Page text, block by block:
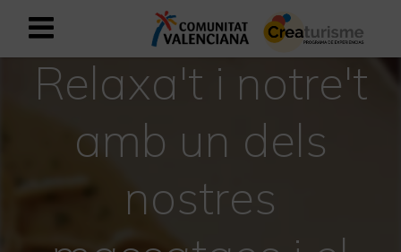
Registrar-se com a usuari
Registre empresarial
Valencià
Mediterrani Actiu i Esportiu
Relaxa't i notre't
amb un dels
nostres